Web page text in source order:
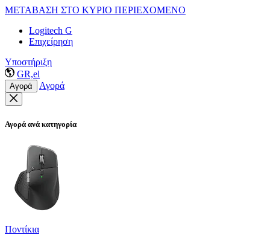
ΜΕΤΑΒΑΣΗ ΣΤΟ ΚΥΡΙΟ ΠΕΡΙΕΧΟΜΕΝΟ
Logitech G
Επιχείρηση
Υποστήριξη
GR,el
Αγορά Αγορά
Αγορά ανά κατηγορία
Ποντίκια